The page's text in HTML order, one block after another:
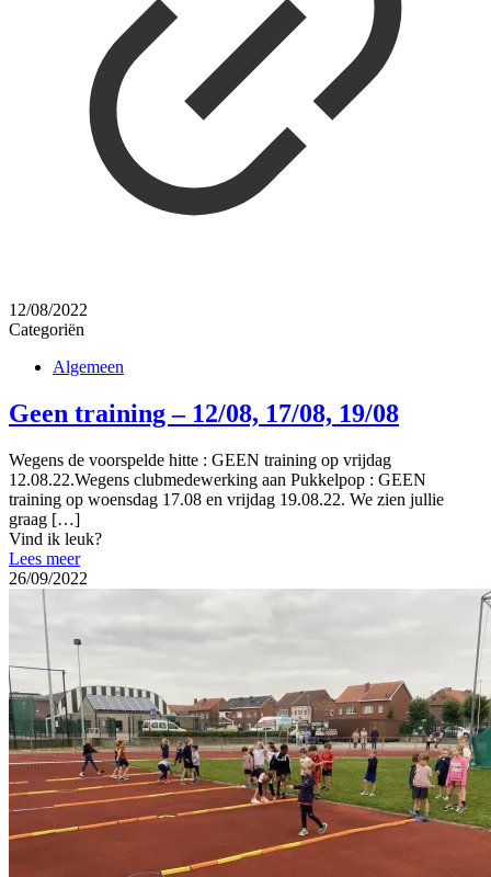
12/08/2022
Categoriën
Algemeen
Geen training – 12/08, 17/08, 19/08
Wegens de voorspelde hitte : GEEN training op vrijdag
12.08.22.Wegens clubmedewerking aan Pukkelpop : GEEN
training op woensdag 17.08 en vrijdag 19.08.22. We zien jullie
graag […]
Vind ik leuk?
Lees meer
26/09/2022